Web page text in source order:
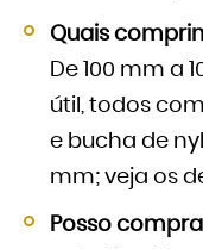
Quais
De 100 mm a
útil, todos
e bucha de
mm; veja os
Posso